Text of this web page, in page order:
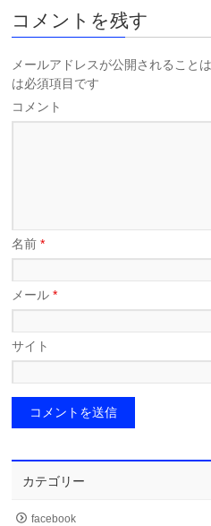
コメントを残す
メールアドレスが公開されること
は必須項目です
コメント
名前*
メール*
サイト
カテゴリー
facebook